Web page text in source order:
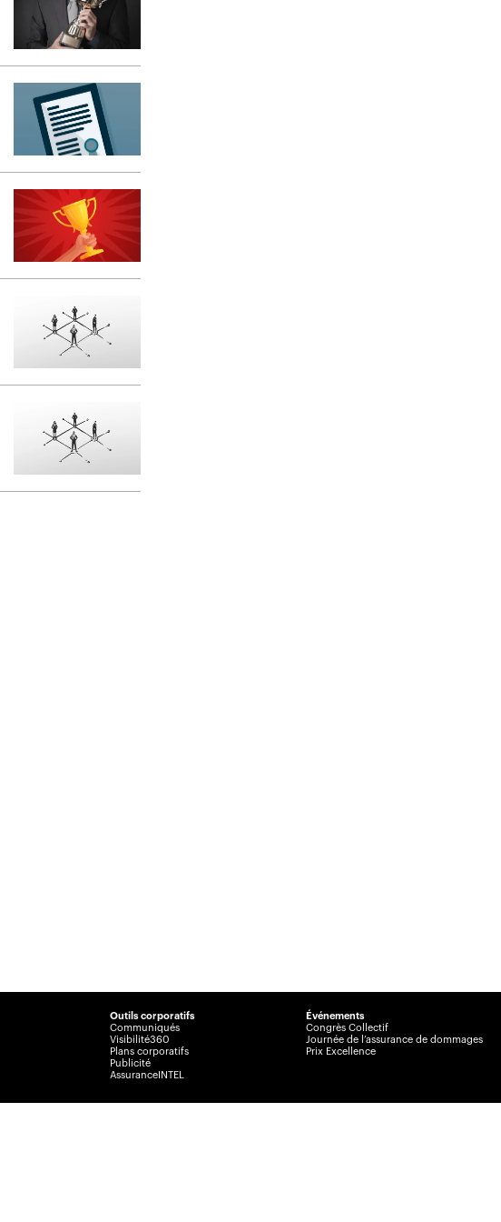
Outils corporatifs
Communiqués
Visibilité360
Plans corporatifs
Publicité
AssuranceINTEL
Événements
Congrès Collectif
Journée de l’assurance de dommages
Prix Excellence